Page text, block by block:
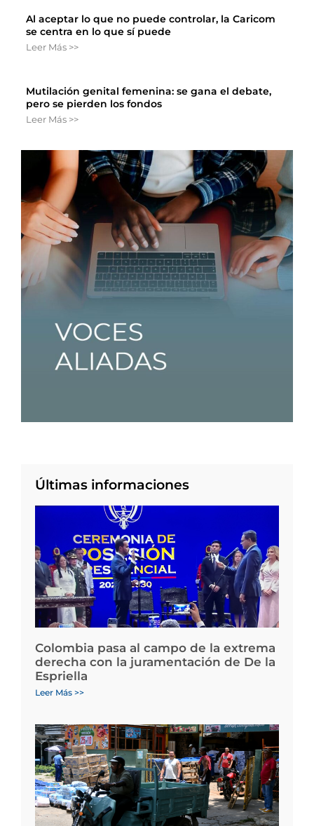
Al aceptar lo que no puede controlar, la Caricom
se centra en lo que sí puede
Leer Más >>
Mutilación genital femenina: se gana el debate,
pero se pierden los fondos
Leer Más >>
Últimas informaciones
Colombia pasa al campo de la extrema
derecha con la juramentación de De la
Espriella
Leer Más >>